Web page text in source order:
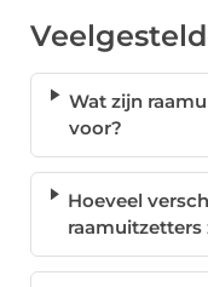
Wat zijn
voor?
Hoeveel
raamuitzetters